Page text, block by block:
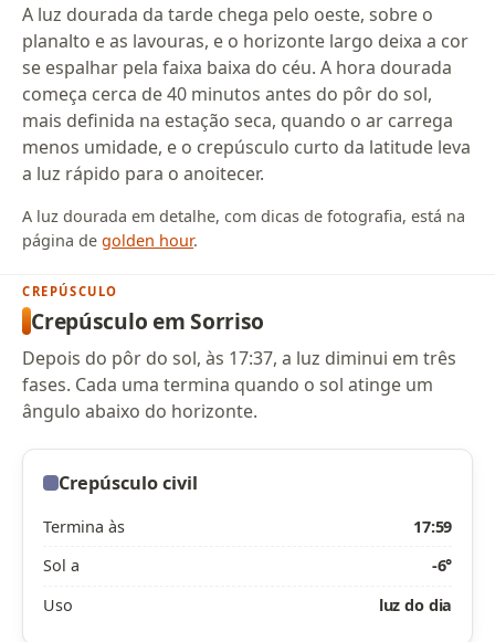
A luz dourada da tarde chega pelo oeste, sobre o
planalto e as lavouras, e o horizonte largo deixa a cor
se espalhar pela faixa baixa do céu. A hora dourada
começa cerca de 40 minutos antes do pôr do sol,
mais definida na estação seca, quando o ar carrega
menos umidade, e o crepúsculo curto da latitude leva
a luz rápido para o anoitecer.
A luz dourada em detalhe, com dicas de fotografia, está na
página degolden hour.
CREPÚSCULO
Crepúsculo em Sorriso
Depois do pôr do sol, às 17:37, a luz diminui em três
fases. Cada uma termina quando o sol atinge um
ângulo abaixo do horizonte.
Crepúsculo civil
Termina às
17:59
Sol a
-6°
Uso
luz do dia